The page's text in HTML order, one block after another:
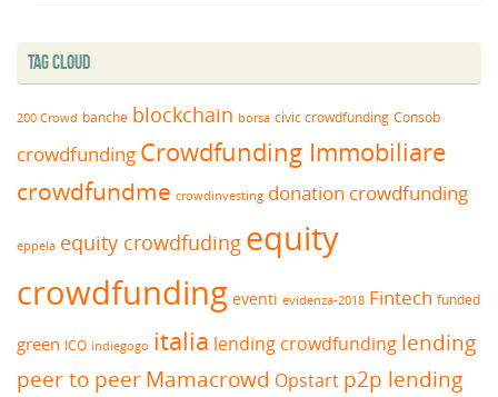
Tag Cloud
200 Crowd banche blockchain borsa civic crowdfunding Consob
crowdfunding Crowdfunding Immobiliare
crowdfundme crowdinvesting donation crowdfunding
eppela equity crowdfuding equity
crowdfunding eventi evidenza-2018 Fintech funded
green ICO indiegogo italia lending crowdfunding lending
peer to peerMamacrowd Opstart p2p lending